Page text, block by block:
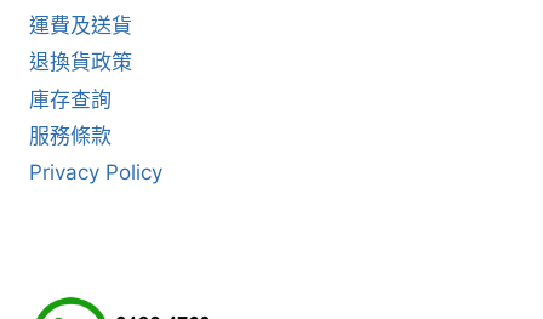
運費及送貨
退換貨政策
庫存查詢
服務條款
Privacy Policy